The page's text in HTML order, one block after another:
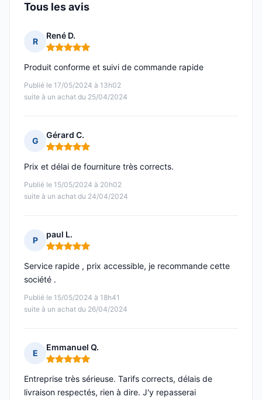
Tous les avis
R
René D.
Note : 5 sur 5
Publié le 17/05/2024 à 13h02
suite à un achat du 25/04/2024
Produit conforme et suivi de commande rapide
G
Gérard C.
Note : 5 sur 5
Publié le 15/05/2024 à 20h02
suite à un achat du 24/04/2024
Prix et délai de fourniture très corrects.
P
paul L.
Note : 5 sur 5
Publié le 15/05/2024 à 18h41
suite à un achat du 26/04/2024
Service rapide , prix accessible, je recommande cette
société .
E
Emmanuel Q.
Note : 5 sur 5
Entreprise très sérieuse. Tarifs corrects, délais de
livraison respectés, rien à dire. J'y repasserai